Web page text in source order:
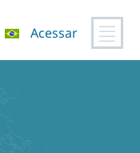
Acessar